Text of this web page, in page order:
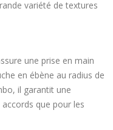
variété de textures
une prise en main
en ébène au radius de
il garantit une
que pour les